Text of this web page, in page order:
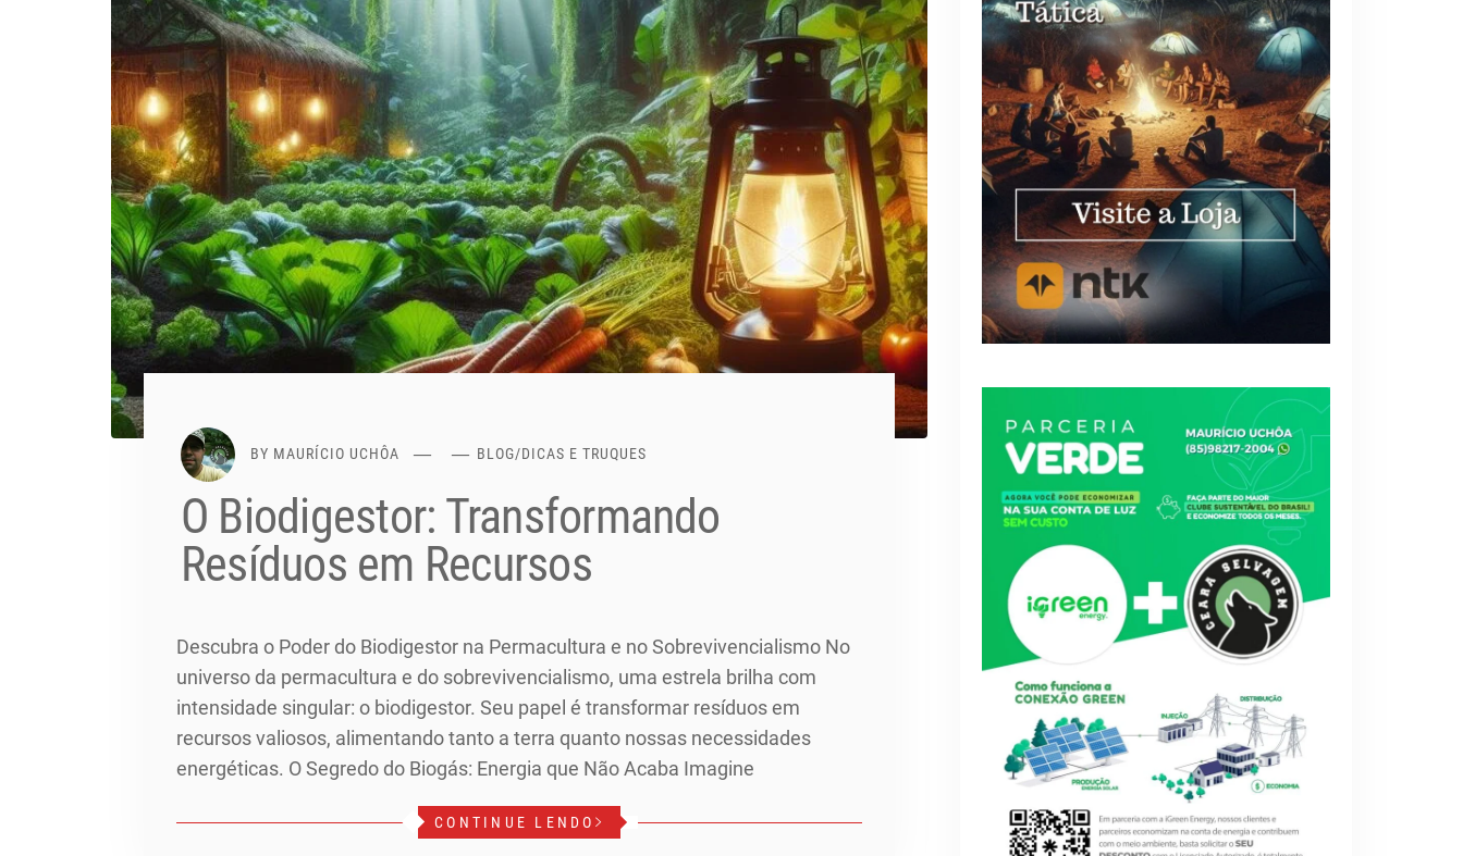
BY MAURÍCIO UCHÔA BLOG/DICAS E TRUQUES
O Biodigestor: Transformando
Resíduos em Recursos
Descubra o Poder do Biodigestor na Permacultura e no Sobrevivencialismo No
universo da permacultura e do sobrevivencialismo, uma estrela brilha com
intensidade singular: o biodigestor. Seu papel é transformar resíduos em
recursos valiosos, alimentando tanto a terra quanto nossas necessidades
energéticas. O Segredo do Biogás: Energia que Não Acaba Imagine
CONTINUE LENDO